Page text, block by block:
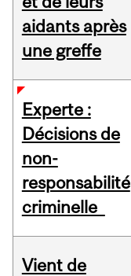
aidants après
une greffe
Experte :
Décisions de
non-
responsabilité
criminelle
Vient de